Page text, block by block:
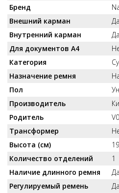
Бренд
Внешний карман
Да
Внутренний карман
Да
Для документов А4
Категория
Назначение ремня
Пол
Производитель
Родитель
Трансформер
Высота (см)
19
Количество отделений
1
Наличие длинного ремня
Да
Регулируемый ремень
Да